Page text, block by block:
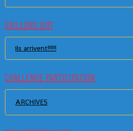
GRILLONS 2017
ils arrivent!!!!!!
CHALLENGE PARTICIPATION
ARCHIVES